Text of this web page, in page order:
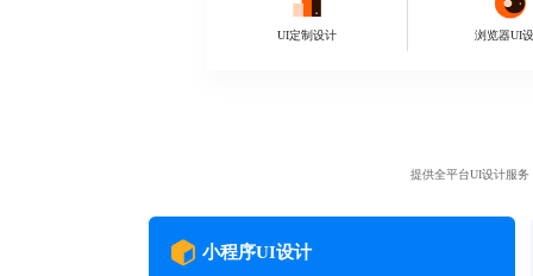
UI定制设计 浏览器UI
提供全平台UI设计服
小程序UI设计